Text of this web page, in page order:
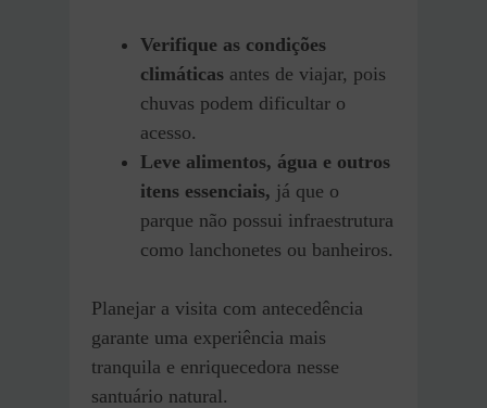
Verifique as condições
climáticas antes de viajar, pois
chuvas podem dificultar o
acesso.
Leve alimentos, água e outros
itens essenciais, já que o
parque não possui infraestrutura
como lanchonetes ou banheiros.
Planejar a visita com antecedência
garante uma experiência mais
tranquila e enriquecedora nesse
santuário natural.